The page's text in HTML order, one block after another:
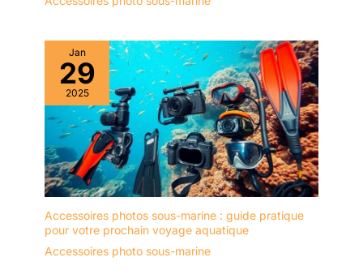
vos messages et vos e-
nous testons chaque
coque avant qu'elle ne
soit emballée. Nous
savons également que
les choses se perdent et
incluent des languettes
en caoutchouc
supplémentaires, des
joints toriques de
rechange pour le boîtier
et le port de contrôle
sous vide, un lubrifiant et
un outil de retrait, une
Jan
29
2025
Accessoires photos sous-marine : guide pratique
pour votre prochain voyage aquatique
Accessoires photo sous-marine